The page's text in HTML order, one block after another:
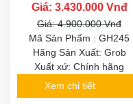
Giá: 3.430.000 Vnđ
Giá: 4.900.000 Vnđ
Mã Sản Phẩm : GH245
Hãng Sản Xuất: Grob
Xuất xứ: Chính hãng
Xem chi tiết